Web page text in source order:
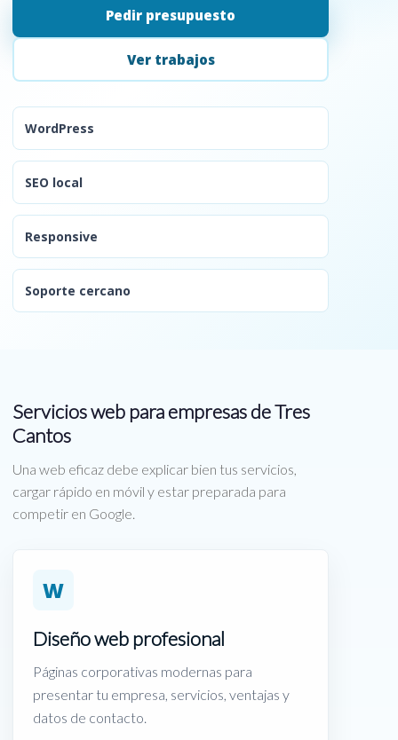
Pedir presupuesto
Ver trabajos
WordPress
SEO local
Responsive
Soporte cercano
Servicios web para empresas de Tres
Cantos
Una web eficaz debe explicar bien tus servicios,
cargar rápido en móvil y estar preparada para
competir en Google.
W
Diseño web profesional
Páginas corporativas modernas para
presentar tu empresa, servicios, ventajas y
datos de contacto.